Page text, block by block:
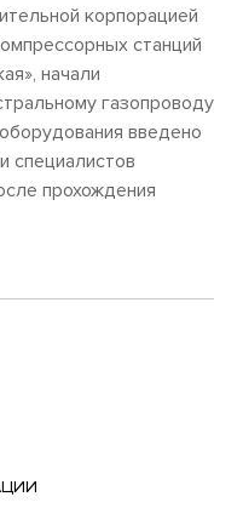
корпорацией
станций
начали
газопроводу
введено
специалистов
прохождения